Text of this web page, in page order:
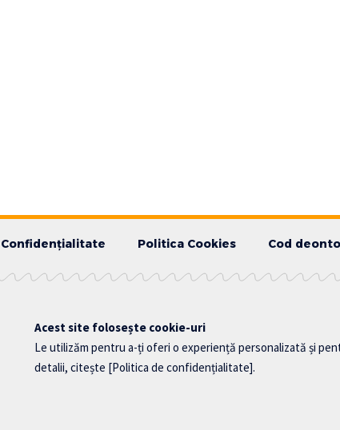
Politica Cookies Cod
Acest site folosește cookie-uri
Le utilizăm pentru a-ți oferi o experiență personalizată și
detalii, citește [Politica de confidențialitate].